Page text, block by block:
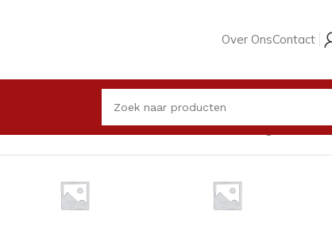
Over OnsContact
Enig resultaat